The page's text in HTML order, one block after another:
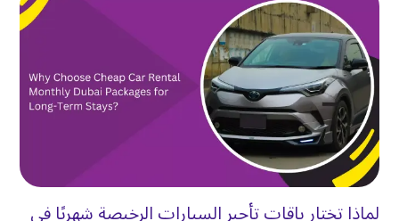
بعضًا من أكثر تجاربها التي لا تُنسى تقع بعيدًا عن
المسارات السياحية المعتادة
باستخدام سيارتك المستأجرة، يصبح من الأسهل زيارة:
•المقاهي المحلية.
الحدائق العامة.
•المناطق ذات الإطلالات الخلابة على الواجهة البحرية.
•أسواق عطلة نهاية الأسبوع.
•المعالم السياحية العائلية.
لماذا تختار باقات تأجير السيارات الرخيصة شهريًا في